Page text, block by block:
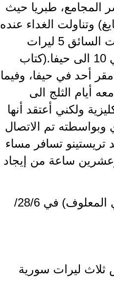
اربد، جسر المجامع، طبريا حيث
الغداء عنده
وتابعت إلى حيفا وليس معي سوى 8 ليرات سورية. فأعطيت السائق 5 ليرات
وأحلت الباقي على نايف اذ تركت معه 40 كتابا وأخذت معي 10 الى حيفا.(كتاب
أحد في حيفا، وفيما
أيام الثلج الى
ولكني أعتقد أنها
تم الاتصال
تسافر مساء
وعشرين ساعة من إيجاد
ويعود ويكتب إلى نصوح الخطيب (الاسم المستعار ل فخري المعلوف) في 28/6/
ثلاث ليرات سورية